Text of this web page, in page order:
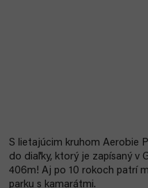
S lietajúcim kruhom Aerobie
do diaľky, ktorý je zapísaný v
406m! Aj po 10 rokoch patrí
parku s kamarátmi.